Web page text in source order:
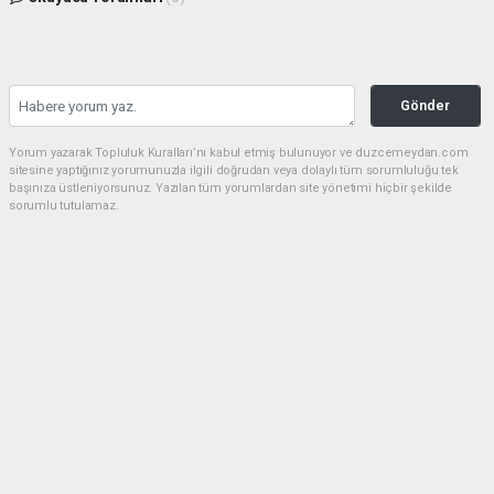
Gönder
Yorum yazarak Topluluk Kuralları’nı kabul etmiş bulunuyor ve duzcemeydan.com
sitesine yaptığınız yorumunuzla ilgili doğrudan veya dolaylı tüm sorumluluğu tek
başınıza üstleniyorsunuz. Yazılan tüm yorumlardan site yönetimi hiçbir şekilde
sorumlu tutulamaz.